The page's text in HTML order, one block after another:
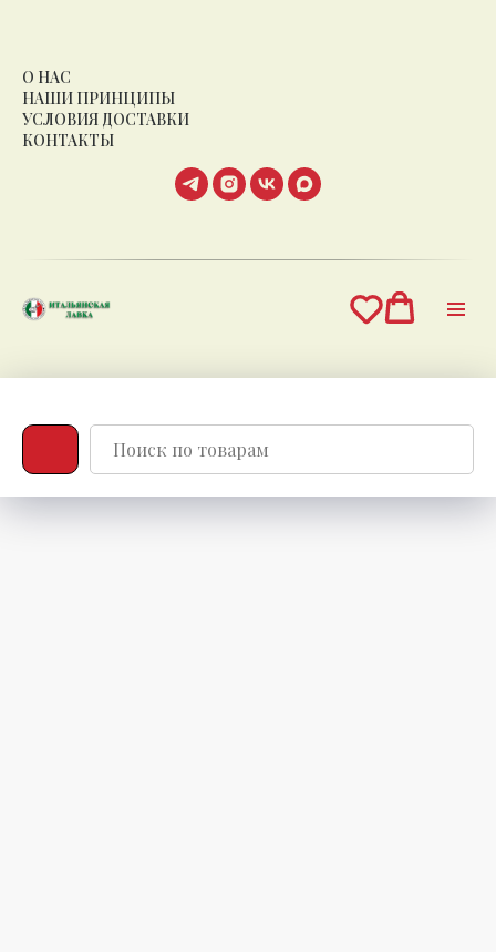
О НАС
НАШИ ПРИНЦИПЫ
УСЛОВИЯ ДОСТАВКИ
КОНТАКТЫ